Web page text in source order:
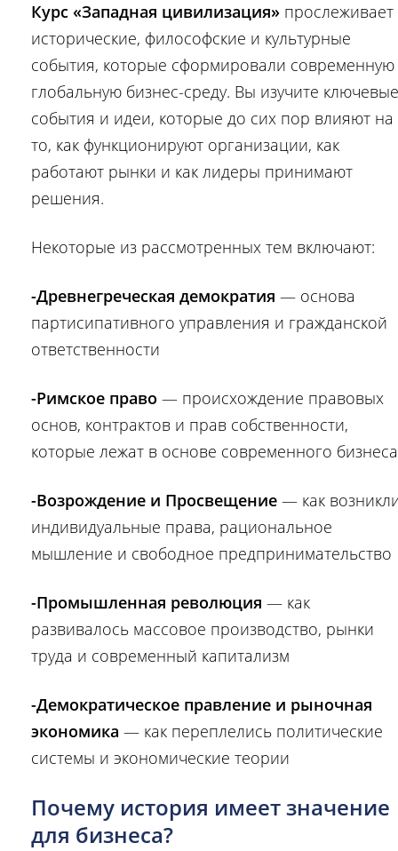
Курс «Западная цивилизация» прослеживает
исторические, философские и культурные
события, которые сформировали современную
глобальную бизнес-среду. Вы изучите ключевые
события и идеи, которые до сих пор влияют на
то, как функционируют организации, как
работают рынки и как лидеры принимают
решения.
Некоторые из рассмотренных тем включают:
-Древнегреческая демократия — основа
партисипативного управления и гражданской
ответственности
-Римское право — происхождение правовых
основ, контрактов и прав собственности,
которые лежат в основе современного бизнеса
-Возрождение и Просвещение — как
индивидуальные права, рациональное
мышление и свободное предпринимательство
-Промышленная революция — как
развивалось массовое производство, рынки
труда и современный капитализм
-Демократическое правление и рыночная
экономика — как переплелись политические
системы и экономические теории
Почему история имеет значение
для бизнеса?